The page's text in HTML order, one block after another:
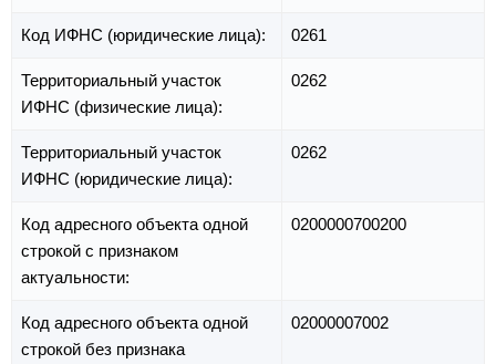
Код ИФНС (юридические лица): 0261
Территориальный участок
ИФНС (физические лица):
0262
Территориальный участок
ИФНС (юридические лица):
0262
Код адресного объекта одной
строкой с признаком
актуальности:
0200000700200
Код адресного объекта одной
строкой без признака
02000007002